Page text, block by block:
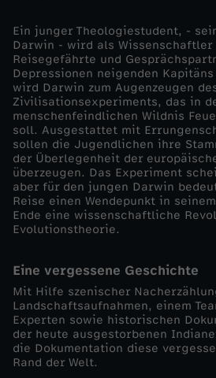
r
w
i
n
s
G
h
e
i
Ein junger Theologiestudent, -
Darwin - wird als
Reisegefährte und
Depressionen neigenden
wird Darwin zum Augenzeugen
Zivilisationsexperiments, das in
menschenfeindlichen Wildnis
soll. Ausgestattet mit
sollen die Jugendlichen ihre
der Überlegenheit der
überzeugen. Das Experiment
aber für den jungen Darwin
Reise einen Wendepunkt in
Ende eine wissenschaftliche
Evolutionstheorie.
Eine vergessene Geschichte
Mit Hilfe szenischer
Landschaftsaufnahmen, einem
Experten sowie historischen
der heute ausgestorbenen
die Dokumentation diese
Rand der Welt.